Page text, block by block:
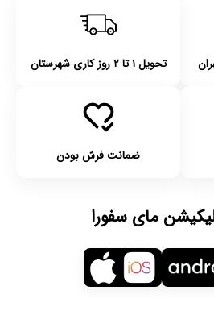
تحویل ۱ تا ۲ روز کاری شهرستان
ضمانت فرش بودن
مای سفورا